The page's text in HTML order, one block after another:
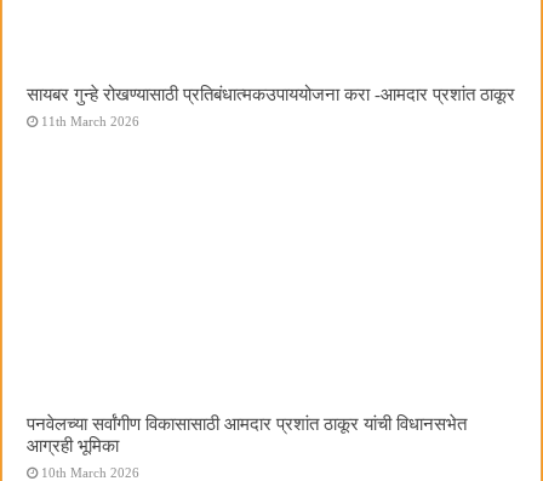
सायबर गुन्हे रोखण्यासाठी प्रतिबंधात्मकउपाययोजना करा -आमदार प्रशांत ठाकूर
11th March 2026
पनवेलच्या सर्वांगीण विकासासाठी आमदार प्रशांत ठाकूर यांची विधानसभेत
आग्रही भूमिका
10th March 2026